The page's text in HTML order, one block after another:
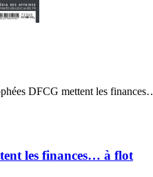
les finances… à flot